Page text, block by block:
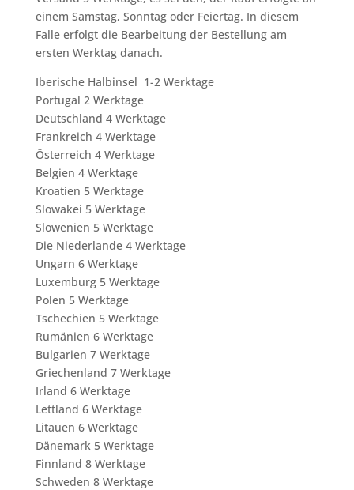
einem Samstag, Sonntag oder Feiertag. In diesem
Falle erfolgt die Bearbeitung der Bestellung am
ersten Werktag danach.
Iberische Halbinsel 1-2 Werktage
Portugal 2 Werktage
Deutschland 4 Werktage
Frankreich 4 Werktage
Österreich 4 Werktage
Belgien 4 Werktage
Kroatien 5 Werktage
Slowakei 5 Werktage
Slowenien 5 Werktage
Die Niederlande 4 Werktage
Ungarn 6 Werktage
Luxemburg 5 Werktage
Polen 5 Werktage
Tschechien 5 Werktage
Rumänien 6 Werktage
Bulgarien 7 Werktage
Griechenland 7 Werktage
Irland 6 Werktage
Lettland 6 Werktage
Litauen 6 Werktage
Dänemark 5 Werktage
Finnland 8 Werktage
Schweden 8 Werktage